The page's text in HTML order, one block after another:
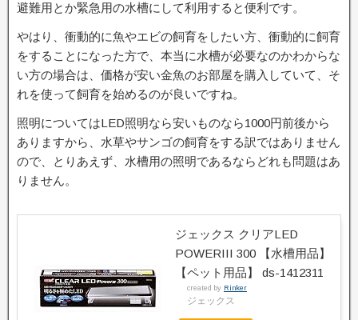
避難用とか緊急用の水槽にして利用すると便利です。
やはり、衝動的に魚やエビの飼育をしたい方、衝動的に飼育
をすることになった方で、本当に水槽が必要なのかわからな
い方の場合は、価格が安い金魚のお部屋を購入していて、そ
れを使って飼育を始めるのが良いですね。
照明についてはLED照明なら安いものなら1000円前後から
ありますから、水草やサンゴの飼育をする訳ではありません
ので、とりあえず、水槽用の照明であるならどれも問題はあ
りません。
ジェックス クリアLED
POWERIII 300 【水槽用品】
【ペット用品】 ds-1412311
created by Rinker
ジェックス